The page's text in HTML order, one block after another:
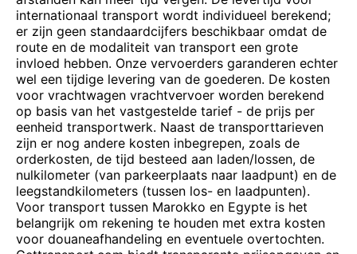
internationaal transport wordt individueel berekend;
er zijn geen standaardcijfers beschikbaar omdat de
route en de modaliteit van transport een grote
invloed hebben. Onze vervoerders garanderen echter
wel een tijdige levering van de goederen. De kosten
voor vrachtwagen vrachtvervoer worden berekend
op basis van het vastgestelde tarief - de prijs per
eenheid transportwerk. Naast de transporttarieven
zijn er nog andere kosten inbegrepen, zoals de
orderkosten, de tijd besteed aan laden/lossen, de
nulkilometer (van parkeerplaats naar laadpunt) en de
leegstandkilometers (tussen los- en laadpunten).
Voor transport tussen Marokko en Egypte is het
belangrijk om rekening te houden met extra kosten
voor douaneafhandeling en eventuele overtochten.